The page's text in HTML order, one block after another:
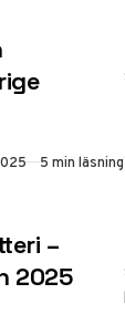
5 min läsning
–
2025